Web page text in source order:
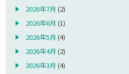
2026年7月 (2)
2026年6月 (1)
2026年5月 (4)
2026年4月 (2)
2026年3月 (4)